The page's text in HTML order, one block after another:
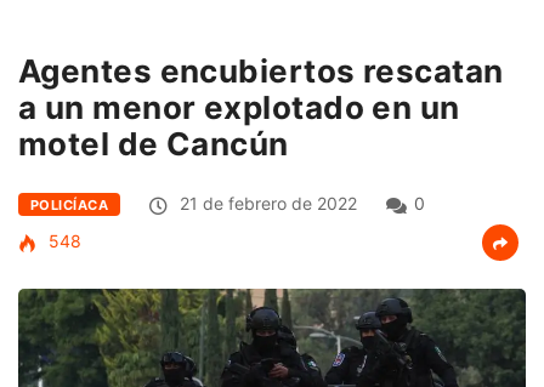
Agentes encubiertos rescatan
a un menor explotado en un
motel de Cancún
POLICÍACA 21 de febrero de 2022
0
548